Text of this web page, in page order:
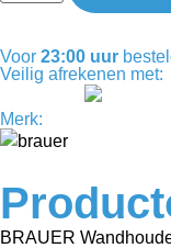
Voor 23:00 uur
Veilig afrekenen met:
Merk:
BRAUER